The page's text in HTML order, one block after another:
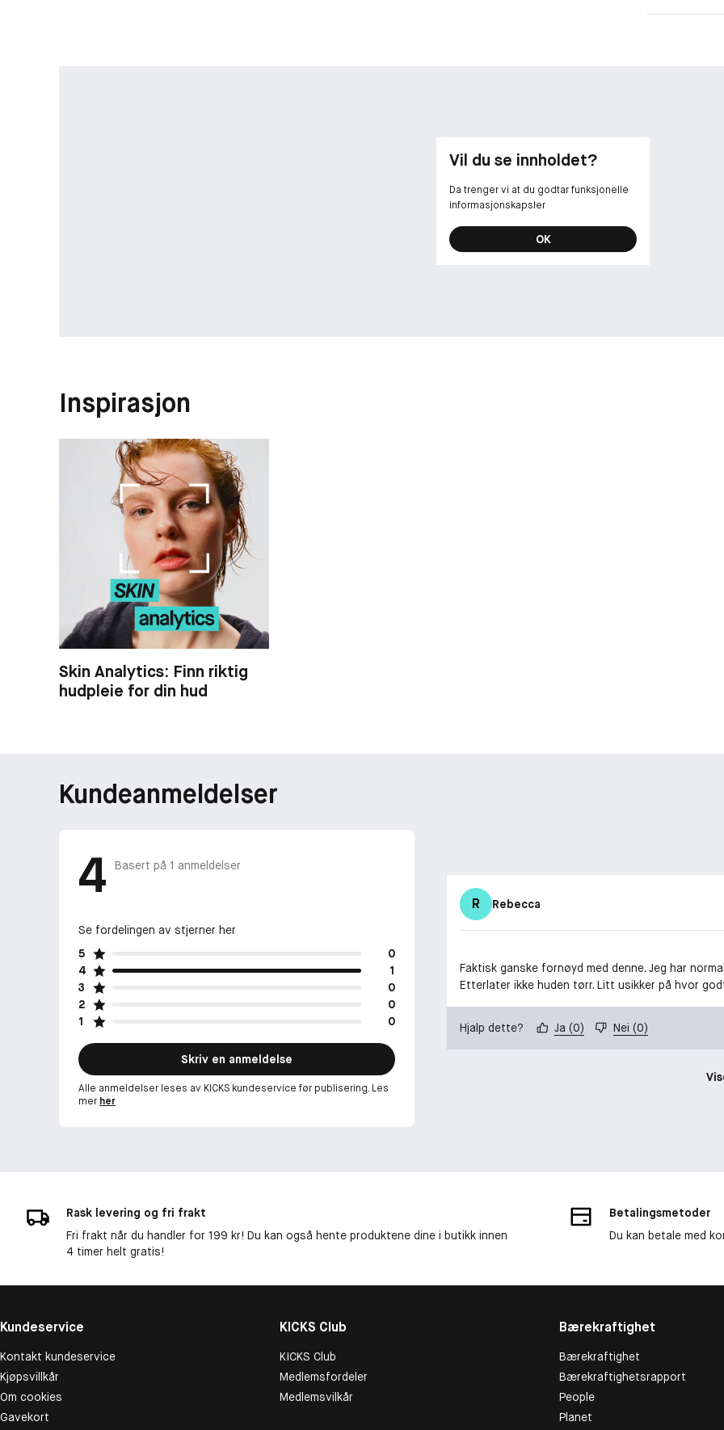
Vil du se innholdet?
Da trenger vi at du godtar funksjonelle
informasjonskapsler
OK
Inspirasjon
Skin Analytics: Finn riktig
hudpleie for din hud
Kundeanmeldelser
4 Basert på 1 anmeldelser
Se fordelingen av stjerner her
5
0
4
1
3
0
2
0
1
0
Skriv en anmeldelse
Alle anmeldelser leses av KICKS kundeservice før publisering. Les
mer her
R Rebecca
Faktisk ganske fornøyd med denne. Jeg har
Etterlater ikke huden tørr. Litt usikker på hvor
Hjalp dette? Ja (0) Nei (0)
Rask levering og fri frakt
Fri frakt når du handler for 199 kr! Du kan også hente produktene dine i butikk innen
4 timer helt gratis!
Betalingsmetoder
Du kan betale med
Kundeservice
Kontakt kundeservice
Kjøpsvillkår
Om cookies
Gavekort
KICKS Club
KICKS Club
Medlemsfordeler
Medlemsvilkår
Bærekraftighet
Bærekraftighet
Bærekraftighetsrapport
People
Planet